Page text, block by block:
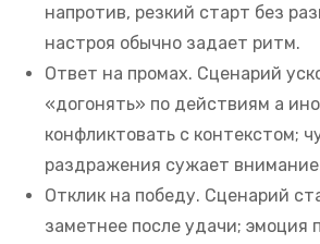
напротив, резкий старт без
настроя обычно задает ритм.
Ответ на промах. Сценарий
«догонять» по действиям а
конфликтовать с контекстом;
раздражения сужает
Отклик на победу. Сценарий
заметнее после удачи; эмоция